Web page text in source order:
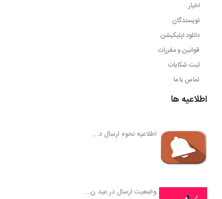
اخبار
نویسندگان
دانلود اپلیکیشن
قوانین و مقررات
ثبت شکایات
تماس با ما
اطلاعیه ها
اطلاعیه نحوه ارسال د...
وضعیت ارسال در عید ن...